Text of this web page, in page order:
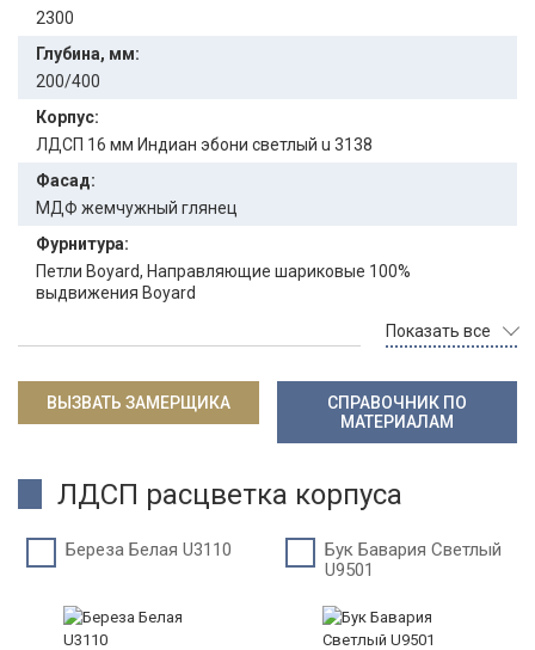
2300
Глубина, мм:
200/400
Корпус:
ЛДСП 16 мм Индиан эбони светлый u 3138
Фасад:
МДФ жемчужный глянец
Фурнитура:
Петли Boyard, Направляющие шариковые 100%
выдвижения Boyard
Показать все
ВЫЗВАТЬ ЗАМЕРЩИКА
СПРАВОЧНИК ПО
МАТЕРИАЛАМ
ЛДСП расцветка корпуса
Береза Белая U3110
Бук Бавария Светлый
U9501